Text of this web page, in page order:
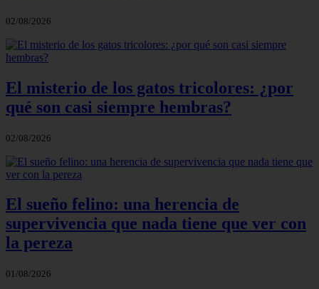
02/08/2026
El misterio de los gatos tricolores: ¿por
qué son casi siempre hembras?
02/08/2026
El sueño felino: una herencia de
supervivencia que nada tiene que ver con
la pereza
01/08/2026